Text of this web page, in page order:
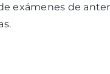
exámenes de